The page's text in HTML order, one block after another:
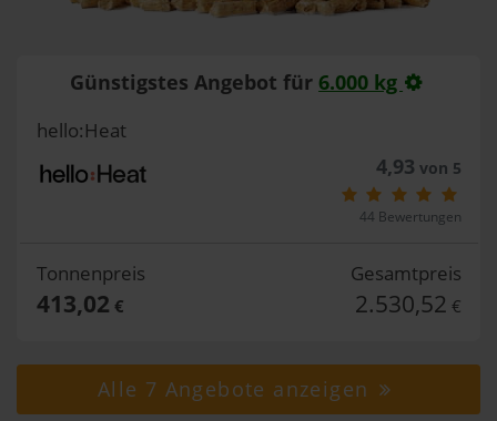
Günstigstes Angebot für 6.000 kg
hello:Heat
4,93 von 5
44 Bewertungen
Tonnenpreis
413,02 €
Gesamtpreis
2.530,52 €
Alle 7 Angebote anzeigen